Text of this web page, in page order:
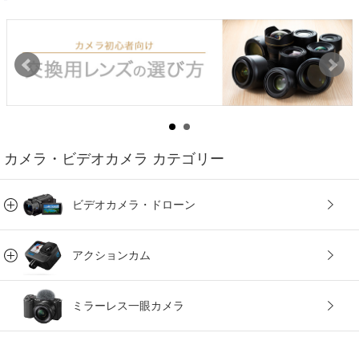
カメラ・ビデオカメラ カテゴリー
ビデオカメラ・ドローン
アクションカム
ミラーレス一眼カメラ